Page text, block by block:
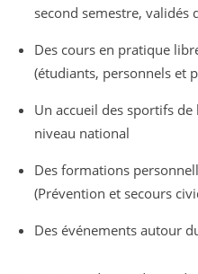
second semestre, validés
Des cours en pratique
(étudiants, personnels et
Un accueil des sportifs
niveau national
Des formations
(Prévention et secours
Des événements autour